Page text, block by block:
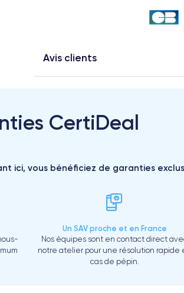
Avis clients
CertiDeal
ici, vous bénéficiez de garanties
Un SAV proche et en France
Nos équipes sont en contact direct
notre atelier pour une résolution rapide
cas de pépin.